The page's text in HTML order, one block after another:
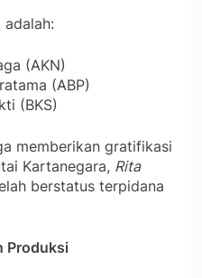
adalah:
(AKN)
(ABP)
(BKS)
memberikan gratifikasi
Kartanegara, Rita
berstatus terpidana
Produksi